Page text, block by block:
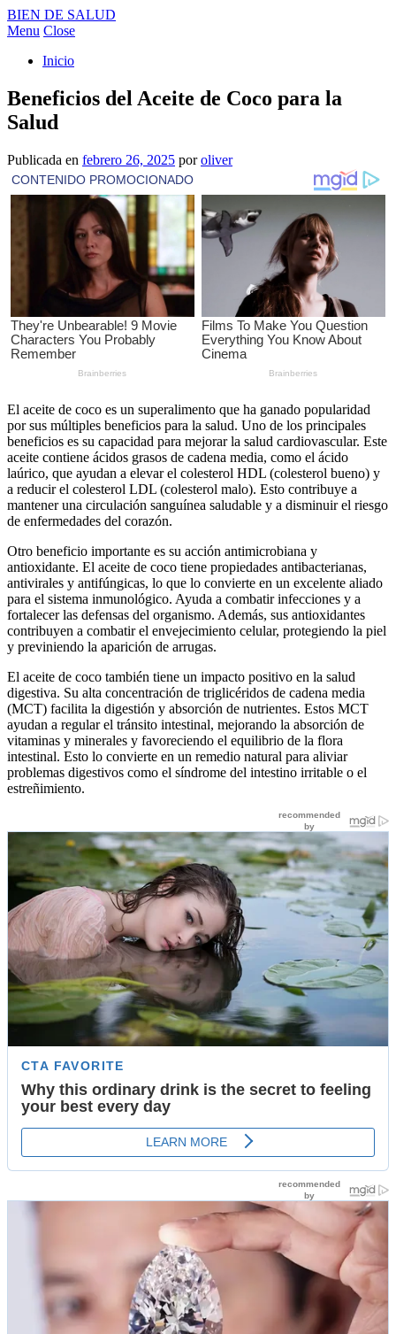
BIEN DE SALUD
Menu Close
Inicio
Beneficios del Aceite de Coco para la
Salud
Publicada en febrero 26, 2025 poroliver
El aceite de coco es un superalimento que ha ganado popularidad
por sus múltiples beneficios para la salud. Uno de los principales
beneficios es su capacidad para mejorar la salud cardiovascular. Este
aceite contiene ácidos grasos de cadena media, como el ácido
laúrico, que ayudan a elevar el colesterol HDL (colesterol bueno) y
a reducir el colesterol LDL (colesterol malo). Esto contribuye a
mantener una circulación sanguínea saludable y a disminuir el riesgo
de enfermedades del corazón.
Otro beneficio importante es su acción antimicrobiana y
antioxidante. El aceite de coco tiene propiedades antibacterianas,
antivirales y antifúngicas, lo que lo convierte en un excelente aliado
para el sistema inmunológico. Ayuda a combatir infecciones y a
fortalecer las defensas del organismo. Además, sus antioxidantes
contribuyen a combatir el envejecimiento celular, protegiendo la piel
y previniendo la aparición de arrugas.
El aceite de coco también tiene un impacto positivo en la salud
digestiva. Su alta concentración de triglicéridos de cadena media
(MCT) facilita la digestión y absorción de nutrientes. Estos MCT
ayudan a regular el tránsito intestinal, mejorando la absorción de
vitaminas y minerales y favoreciendo el equilibrio de la flora
intestinal. Esto lo convierte en un remedio natural para aliviar
problemas digestivos como el síndrome del intestino irritable o el
estreñimiento.